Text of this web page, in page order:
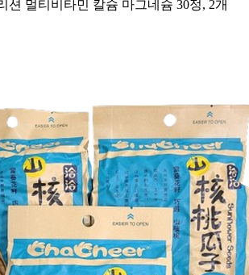
션 멀티비타민 칼슘 마그네슘 30정, 2개